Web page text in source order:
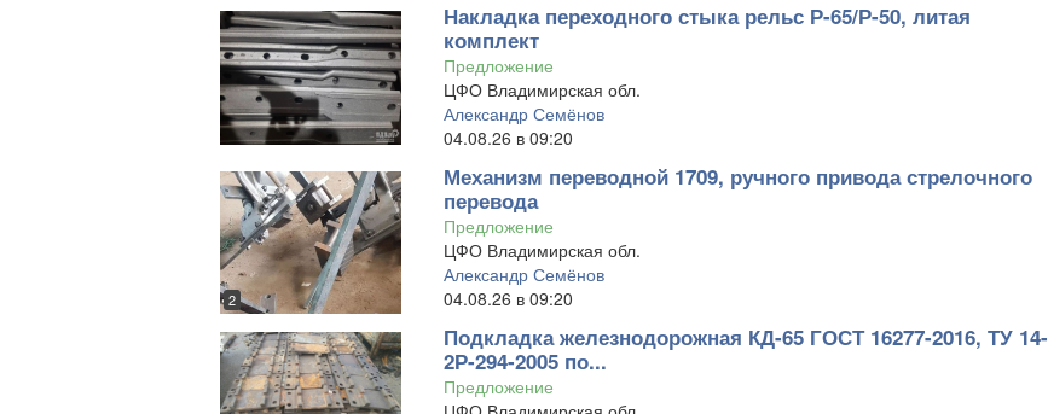
Накладка переходного стыка рельс Р-65/Р-50, литая
комплект
Предложение
ЦФО Владимирская обл.
Александр Семёнов
04.08.26 в 09:20
2
Механизм переводной 1709, ручного привода стрелочного
перевода
Предложение
ЦФО Владимирская обл.
Александр Семёнов
04.08.26 в 09:20
Подкладка железнодорожная КД-65 ГОСТ 16277-2016, ТУ 14-
2Р-294-2005 по...
Предложение